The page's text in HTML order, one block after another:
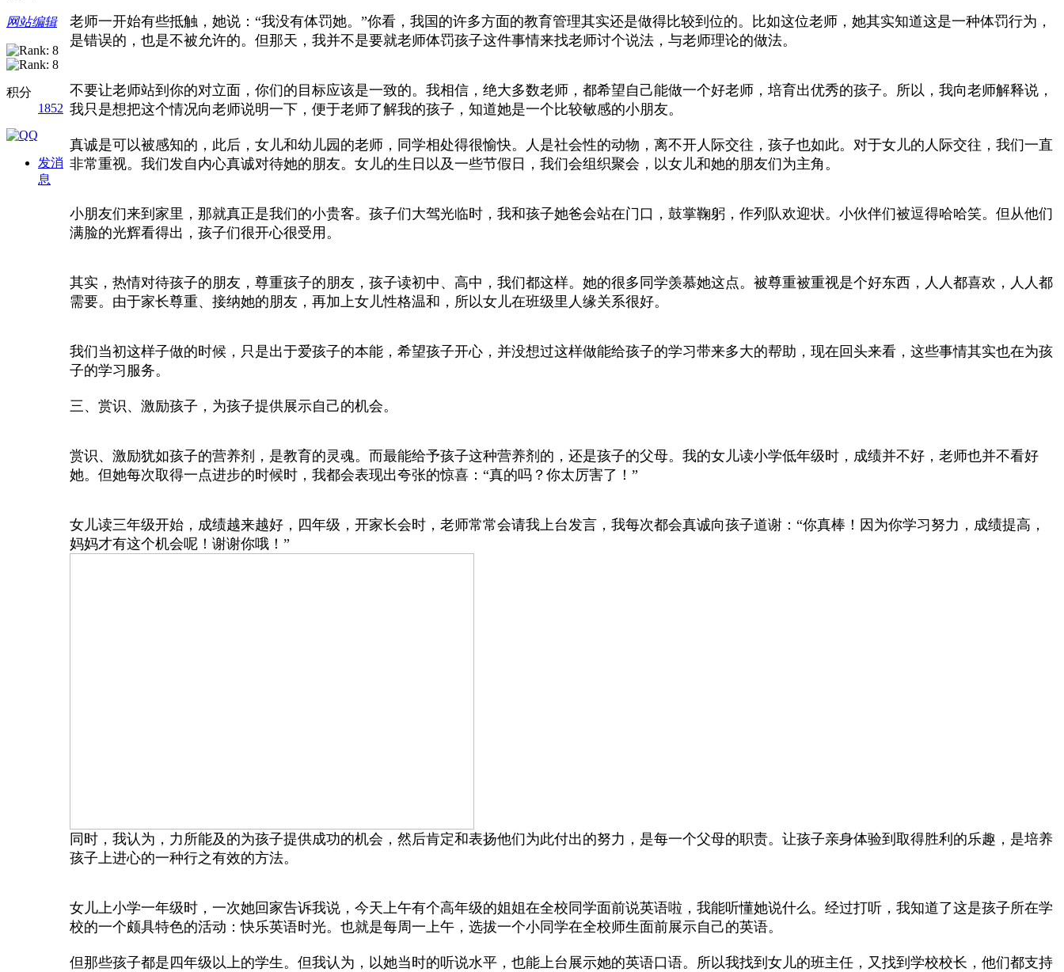
网站编辑
积分
1852
发消
息
老师一开始有些抵触，她说：“我没有体罚她。”你看，我国的许多方面的教育管理其实还是做得比较到位的。比如这位老师，她其实知道这是一种体罚行为，
是错误的，也是不被允许的。但那天，我并不是要就老师体罚孩子这件事情来找老师讨个说法，与老师理论的做法。
不要让老师站到你的对立面，你们的目标应该是一致的。我相信，绝大多数老师，都希望自己能做一个好老师，培育出优秀的孩子。所以，我向老师解释说，
我只是想把这个情况向老师说明一下，便于老师了解我的孩子，知道她是一个比较敏感的小朋友。
真诚是可以被感知的，此后，女儿和幼儿园的老师，同学相处得很愉快。人是社会性的动物，离不开人际交往，孩子也如此。对于女儿的人际交往，我们一直
非常重视。我们发自内心真诚对待她的朋友。女儿的生日以及一些节假日，我们会组织聚会，以女儿和她的朋友们为主角。
小朋友们来到家里，那就真正是我们的小贵客。孩子们大驾光临时，我和孩子她爸会站在门口，鼓掌鞠躬，作列队欢迎状。小伙伴们被逗得哈哈笑。但从他们
满脸的光辉看得出，孩子们很开心很受用。
其实，热情对待孩子的朋友，尊重孩子的朋友，孩子读初中、高中，我们都这样。她的很多同学羡慕她这点。 被尊重被重视是个好东西，人人都喜欢，人人都
需要。由于家长尊重、接纳她的朋友，再加上女儿性格温和，所以女儿在班级里人缘关系很好。
我们当初这样子做的时候，只是出于爱孩子的本能，希望孩子开心，并没想过这样做能给孩子的学习带来多大的帮助，现在回头来看，这些事情其实也在为孩
子的学习服务。
三、赏识、激励孩子，为孩子提供展示自己的机会。
赏识、激励犹如孩子的营养剂，是教育的灵魂。而最能给予孩子这种营养剂的，还是孩子的父母。我的女儿读小学低年级时，成绩并不好，老师也并不看好
她。但她每次取得一点进步的时候时，我都会表现出夸张的惊喜：“真的吗？你太厉害了！”
女儿读三年级开始，成绩越来越好，四年级，开家长会时，老师常常会请我上台发言，我每次都会真诚向孩子道谢：“你真棒！因为你学习努力，成绩提高，
妈妈才有这个机会呢！谢谢你哦！”
同时，我认为，力所能及的为孩子提供成功的机会，然后肯定和表扬他们为此付出的努力，是每一个父母的职责。让孩子亲身体验到取得胜利的乐趣，是培养
孩子上进心的一种行之有效的方法。
女儿上小学一年级时，一次她回家告诉我说，今天上午有个高年级的姐姐在全校同学面前说英语啦，我能听懂她说什么。经过打听，我知道了这是孩子所在学
校的一个颇具特色的活动：快乐英语时光。也就是每周一上午，选拔一个小同学在全校师生面前展示自己的英语。
但那些孩子都是四年级以上的学生。但我认为，以她当时的听说水平，也能上台展示她的英语口语。所以我找到女儿的班主任，又找到学校校长，他们都支持